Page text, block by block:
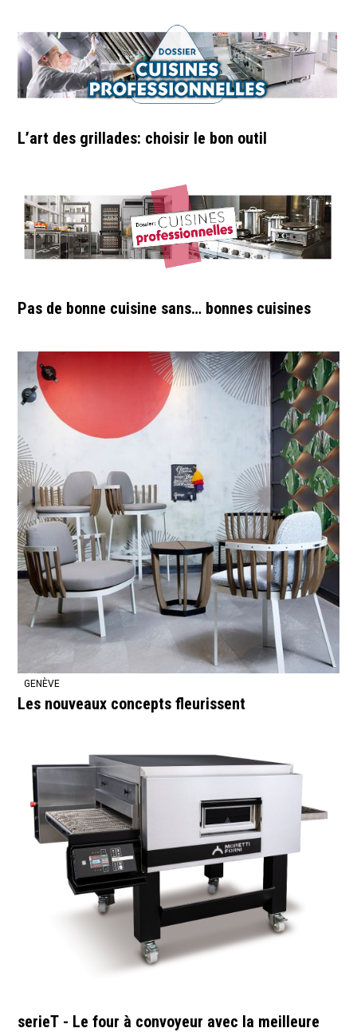
L’art des grillades: choisir le bon outil
Pas de bonne cuisine sans… bonnes cuisines
GENÈVE
Les nouveaux concepts fleurissent
serieT - Le four à convoyeur avec la meilleure